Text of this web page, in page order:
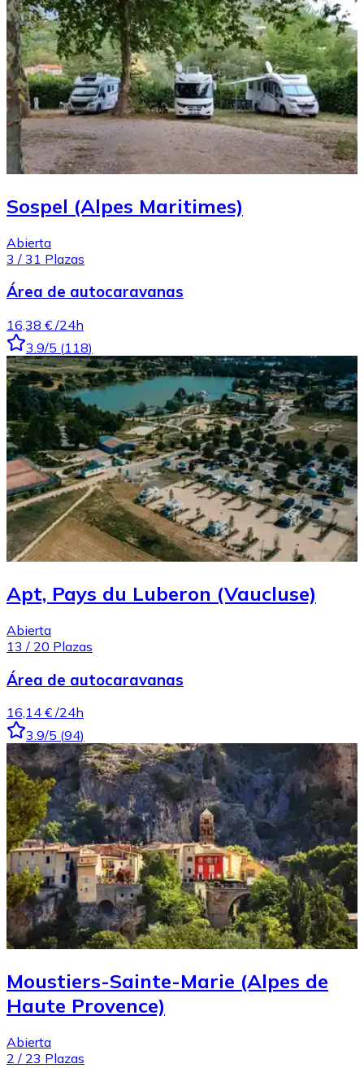
Sospel (Alpes Maritimes)
Abierta
3 / 31 Plazas
Área de autocaravanas
16,38 € /24h
3.9/5 (118)
Apt, Pays du Luberon (Vaucluse)
Abierta
13 / 20 Plazas
Área de autocaravanas
16,14 € /24h
3.9/5 (94)
Moustiers-Sainte-Marie (Alpes de
Haute Provence)
Abierta
2 / 23 Plazas